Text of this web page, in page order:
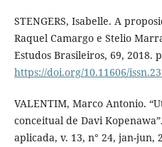
STENGERS, Isabelle. A
Raquel Camargo e Stelio
Estudos Brasileiros, 69, 2018.
https://doi.org/10.11606/
VALENTIM, Marco Antonio.
conceitual de Davi
aplicada, v. 13, n° 24, jan-jun,